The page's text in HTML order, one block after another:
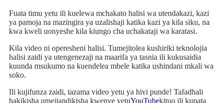
Fuata timu yetu ili kuelewa mchakato halisi wa utendakazi, kazi
ya pamoja na mazingira ya uzalishaji katika kazi ya kila siku, na
kwa kweli uonyeshe kila kiungo cha uchakataji wa karatasi.
Kila video ni operesheni halisi. Tumejitolea kushiriki teknolojia
halisi zaidi ya utengenezaji na maarifa ya tasnia ili kukusaidia
kuunda msukumo na kuendelea mbele katika ushindani mkali wa
soko.
Ili kujifunza zaidi, tazama video yetu ya hivi punde! Tafadhali
hakikisha umejiandikisha kwenye yetuYouTubekituo ili kupata